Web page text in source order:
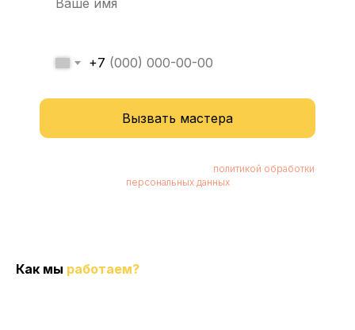
+7
Вызвать мастера
политикой обработки
персональных данных
Как мы работаем?